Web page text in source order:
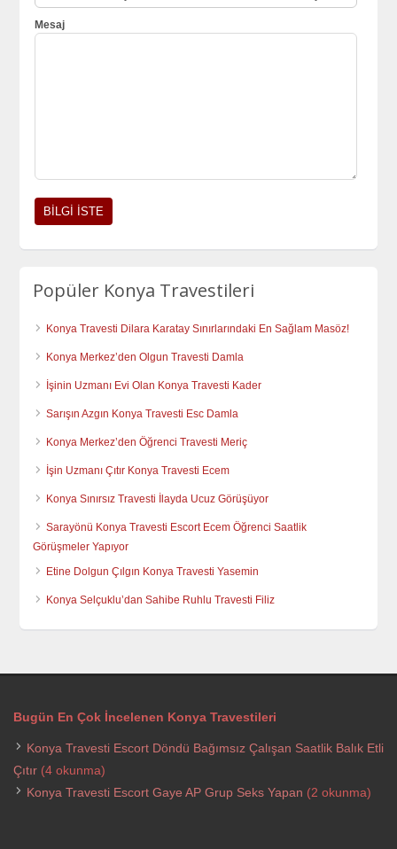
Mesaj
Popüler Konya Travestileri
Konya Travesti Dilara Karatay Sınırlarındaki En Sağlam Masöz!
Konya Merkez’den Olgun Travesti Damla
İşinin Uzmanı Evi Olan Konya Travesti Kader
Sarışın Azgın Konya Travesti Esc Damla
Konya Merkez’den Öğrenci Travesti Meriç
İşin Uzmanı Çıtır Konya Travesti Ecem
Konya Sınırsız Travesti İlayda Ucuz Görüşüyor
Sarayönü Konya Travesti Escort Ecem Öğrenci Saatlik
Görüşmeler Yapıyor
Etine Dolgun Çılgın Konya Travesti Yasemin
Konya Selçuklu’dan Sahibe Ruhlu Travesti Filiz
Bugün En Çok İncelenen Konya Travestileri
Konya Travesti Escort Döndü Bağımsız Çalışan Saatlik Balık Etli
Çıtır (4 okunma)
Konya Travesti Escort Gaye AP Grup Seks Yapan (2 okunma)